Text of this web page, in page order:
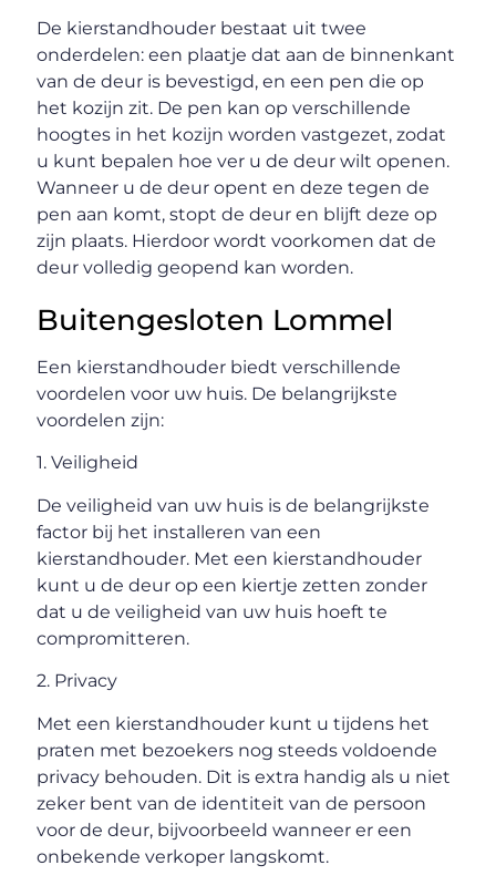
De kierstandhouder bestaat uit twee
onderdelen: een plaatje dat aan de binnenkant
van de deur is bevestigd, en een pen die op
het kozijn zit. De pen kan op verschillende
hoogtes in het kozijn worden vastgezet, zodat
u kunt bepalen hoe ver u de deur wilt openen.
Wanneer u de deur opent en deze tegen de
pen aan komt, stopt de deur en blijft deze op
zijn plaats. Hierdoor wordt voorkomen dat de
deur volledig geopend kan worden.
Buitengesloten Lommel
Een kierstandhouder biedt verschillende
voordelen voor uw huis. De belangrijkste
voordelen zijn:
1. Veiligheid
De veiligheid van uw huis is de belangrijkste
factor bij het installeren van een
kierstandhouder. Met een kierstandhouder
kunt u de deur op een kiertje zetten zonder
dat u de veiligheid van uw huis hoeft te
compromitteren.
2. Privacy
Met een kierstandhouder kunt u tijdens het
praten met bezoekers nog steeds voldoende
privacy behouden. Dit is extra handig als u niet
zeker bent van de identiteit van de persoon
voor de deur, bijvoorbeeld wanneer er een
onbekende verkoper langskomt.